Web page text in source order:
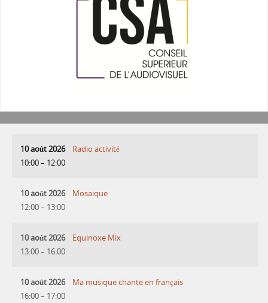
10 août 2026
10:00– 12:00
Radio activité
10 août 2026
12:00– 13:00
Mosaique
10 août 2026
13:00– 16:00
Equinoxe Mix
10 août 2026
16:00– 17:00
Ma musique chante en français